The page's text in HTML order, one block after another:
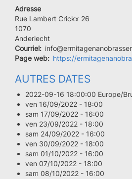
Adresse
Rue Lambert Crickx 26
Code
postal
1070
Ville
Anderlecht
Courriel
Page web
https://
AUTRES DATES
2022-09-16 18:00:00 Europe/
ven 16/09/2022 - 18:00
sam 17/09/2022 - 16:00
ven 23/09/2022 - 18:00
sam 24/09/2022 - 16:00
ven 30/09/2022 - 18:00
sam 01/10/2022 - 16:00
ven 07/10/2022 - 18:00
sam 08/10/2022 - 16:00